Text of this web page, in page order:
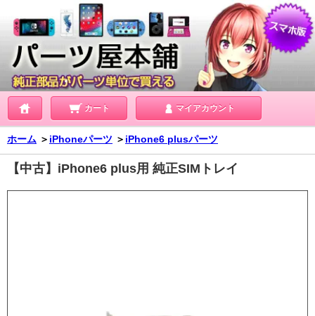
カート マイアカウント
ホーム ＞ iPhoneパーツ ＞ iPhone6 plusパーツ
【中古】iPhone6 plus用 純正SIMトレイ